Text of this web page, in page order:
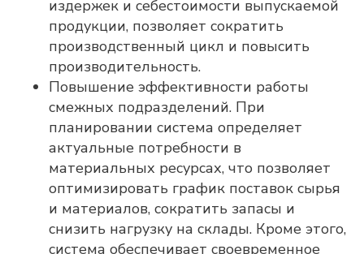
издержек и себестоимости выпускаемой
продукции, позволяет сократить
производственный цикл и повысить
производительность.
Повышение эффективности работы
смежных подразделений. При
планировании система определяет
актуальные потребности в
материальных ресурсах, что позволяет
оптимизировать график поставок сырья
и материалов, сократить запасы и
снизить нагрузку на склады. Кроме этого,
система обеспечивает своевременное
Оставьте контакты,
и мы свяжемся с